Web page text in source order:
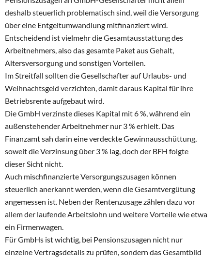
deshalb steuerlich problematisch sind, weil die Versorgung
über eine Entgeltumwandlung mitfinanziert wird.
Entscheidend ist vielmehr die Gesamtausstattung des
Arbeitnehmers, also das gesamte Paket aus Gehalt,
Altersversorgung und sonstigen Vorteilen.
Im Streitfall sollten die Gesellschafter auf Urlaubs- und
Weihnachtsgeld verzichten, damit daraus Kapital für ihre
Betriebsrente aufgebaut wird.
Die GmbH verzinste dieses Kapital mit 6 %, während ein
außenstehender Arbeitnehmer nur 3 % erhielt. Das
Finanzamt sah darin eine verdeckte Gewinnausschüttung,
soweit die Verzinsung über 3 % lag, doch der BFH folgte
dieser Sicht nicht.
Auch mischfinanzierte Versorgungszusagen können
steuerlich anerkannt werden, wenn die Gesamtvergütung
angemessen ist. Neben der Rentenzusage zählen dazu vor
allem der laufende Arbeitslohn und weitere Vorteile wie etwa
ein Firmenwagen.
Für GmbHs ist wichtig, bei Pensionszusagen nicht nur
einzelne Vertragsdetails zu prüfen, sondern das Gesamtbild